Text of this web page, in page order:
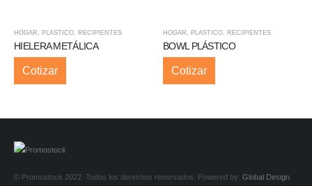
HOGAR PLASTICO RECIPIENTES
HIELERA METÁLICA
Cotizar
HOGAR PLASTICO RECIPIENTES
BOWL PLÁSTICO
Cotizar
© Promostock 2022. Todos los derechos reservados. Powered by: Global Design